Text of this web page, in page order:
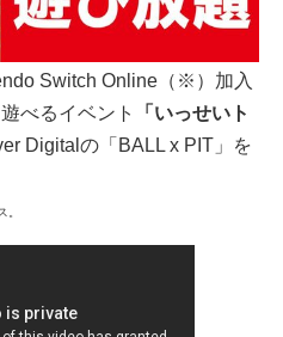
Switch Online（※）加入
べるイベント
「いっせいト
Digitalの「BALL x PIT」を